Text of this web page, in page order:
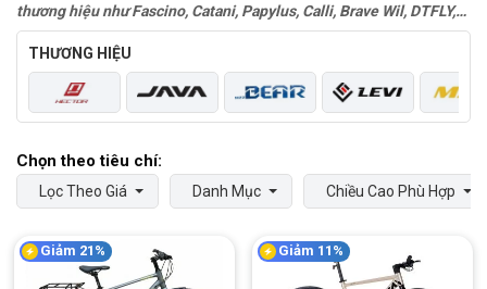
thương hiệu như Fascino, Catani, Papylus, Calli, Brave Wil, DTFLY,…
THƯƠNG HIỆU
Lọc Theo Giá Danh Mục Chiều Cao Phù Hợp
Giảm 21% Giảm 11%